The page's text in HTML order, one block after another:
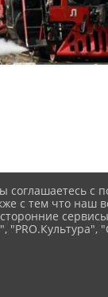
соглашаетесь с
с тем что наш
"PRO.Культура",